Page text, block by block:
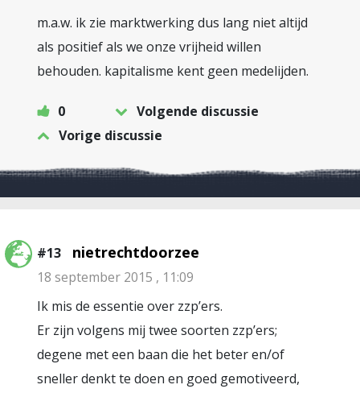
m.a.w. ik zie marktwerking dus lang niet altijd
als positief als we onze vrijheid willen
behouden. kapitalisme kent geen medelijden.
0
Volgende discussie
Vorige discussie
#13 nietrechtdoorzee
18 september 2015 , 11:09
Ik mis de essentie over zzp’ers.
Er zijn volgens mij twee soorten zzp’ers;
degene met een baan die het beter en/of
sneller denkt te doen en goed gemotiveerd,